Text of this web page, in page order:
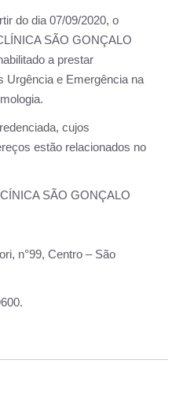
do dia07/09/2020, o
SÃO GONÇALO
a prestar
Urgência e Emergência na
cujos
estão relacionados no
SÃO GONÇALO
n°99, Centro – São